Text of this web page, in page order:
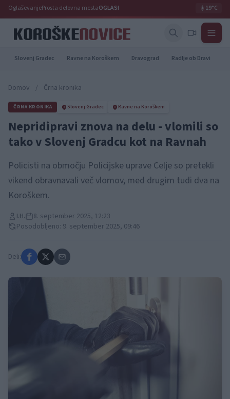
OglaševanjeProsta delovna mestaOGLASI ☀️19°C
Slovenj Gradec Ravne na Koroškem Dravograd Radlje ob Dravi
Domov / Črna kronika
ČRNA KRONIKA Slovenj Gradec Ravne na Koroškem
Nepridipravi znova na delu - vlomili so
tako v Slovenj Gradcu kot na Ravnah
Policisti na območju Policijske uprave Celje so pretekli
vikend obravnavali več vlomov, med drugim tudi dva na
Koroškem.
I.H.
8. september 2025, 12:23
Posodobljeno: 9. september 2025, 09:46
Deli: